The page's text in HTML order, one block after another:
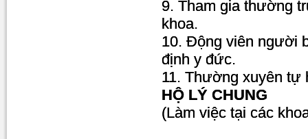
9. Tham gia thường
khoa.
10. Động viên người
định y đức.
11. Thường xuyên tự
HỘ LÝ CHUNG
(Làm việc tại các